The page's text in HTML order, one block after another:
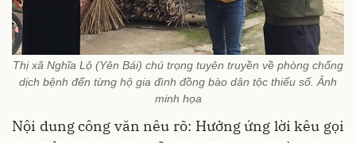
Thị xã Nghĩa Lộ (Yên Bái) chú trọng tuyên truyền về phòng chống
dịch bệnh đến từng hộ gia đình đồng bào dân tộc thiểu số. Ảnh
minh họa
Nội dung công văn nêu rõ: Hưởng ứng lời kêu gọi